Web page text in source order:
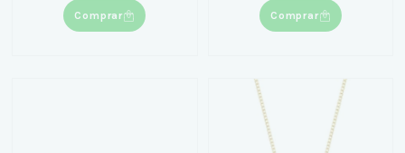
Comprar Comprar